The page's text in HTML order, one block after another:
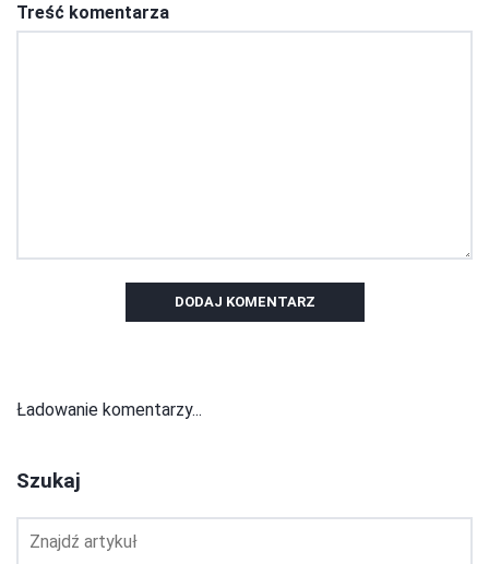
Treść komentarza
DODAJ KOMENTARZ
Ładowanie komentarzy...
Szukaj